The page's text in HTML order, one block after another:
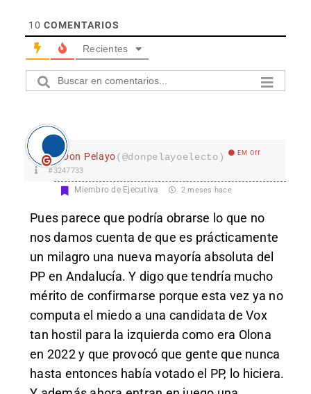
10 COMENTARIOS
Recientes
Don Pelayo(@donpelayoelecto) EM Off
#3247733
Miembro de Ejecutiva 2 meses hace
Pues parece que podría obrarse lo que no
nos damos cuenta de que es prácticamente
un milagro una nueva mayoría absoluta del
PP en Andalucía. Y digo que tendría mucho
mérito de confirmarse porque esta vez ya no
computa el miedo a una candidata de Vox
tan hostil para la izquierda como era Olona
en 2022 y que provocó que gente que nunca
hasta entonces había votado el PP, lo hiciera.